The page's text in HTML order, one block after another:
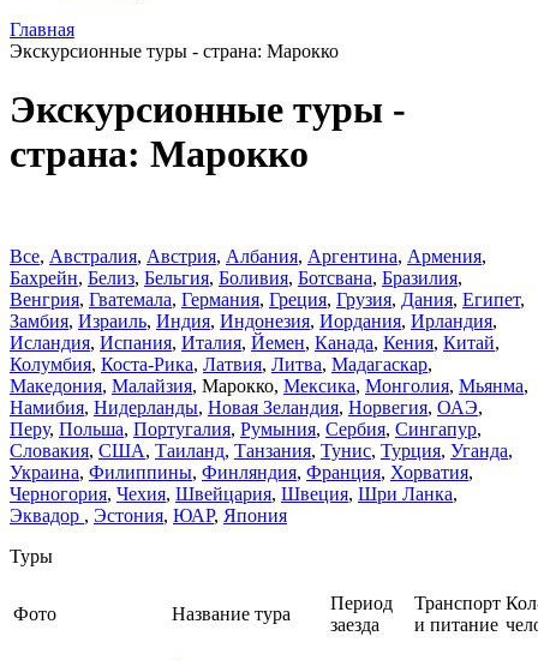
Главная
Экскурсионные туры - страна: Марокко
Экскурсионные туры -
страна: Марокко
Все, Австралия, Австрия, Албания, Аргентина, Армения,
Бахрейн, Белиз, Бельгия, Боливия, Ботсвана, Бразилия,
Венгрия, Гватемала, Германия, Греция, Грузия, Дания, Египет,
Замбия, Израиль, Индия, Индонезия, Иордания, Ирландия,
Исландия, Испания, Италия, Йемен, Канада, Кения, Китай,
Колумбия, Коста-Рика, Латвия, Литва, Мадагаскар,
Македония, Малайзия, Марокко, Мексика, Монголия, Мьянма,
Намибия, Нидерланды, Новая Зеландия, Норвегия, ОАЭ,
Перу, Польша, Португалия, Румыния, Сербия, Сингапур,
Словакия, США, Таиланд, Танзания, Тунис, Турция, Уганда,
Украина, Филиппины, Финляндия, Франция, Хорватия,
Черногория, Чехия, Швейцария, Швеция, Шри Ланка,
Эквадор , Эстония, ЮАР, Япония
Туры
Фото Название тура
Период
заезда
Транспорт
и питание